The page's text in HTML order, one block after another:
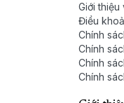
Giới thiệu
Điều
Chính
Chính
Chính
Chính